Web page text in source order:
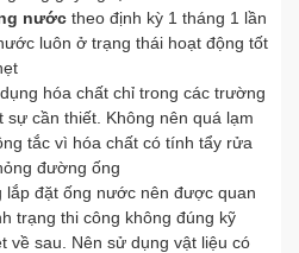
nước theo định kỳ 1 tháng 1 lần
luôn ở trạng thái hoạt động tốt
hóa chất chỉ trong các trường
sự cần thiết. Không nên quá lạm
tắc vì hóa chất có tính tẩy rửa
đường ống
lắp đặt ống nước nên được quan
trạng thi công không đúng kỹ
về sau. Nên sử dụng vật liệu có